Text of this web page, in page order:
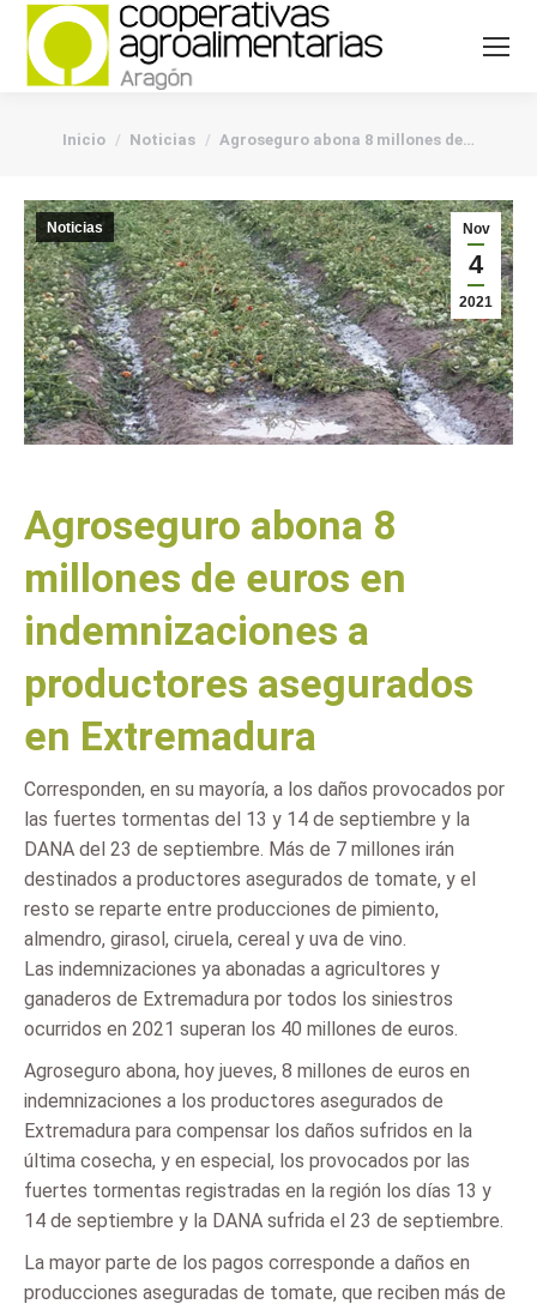
You are here:
Inicio Noticias Agroseguro abona 8 millones de…
Nov
4
2021
Noticias
Agroseguro abona 8
millones de euros en
indemnizaciones a
productores asegurados
en Extremadura
Corresponden, en su mayoría, a los daños provocados por
las fuertes tormentas del 13 y 14 de septiembre y la
DANA del 23 de septiembre. Más de 7 millones irán
destinados a productores asegurados de tomate, y el
resto se reparte entre producciones de pimiento,
almendro, girasol, ciruela, cereal y uva de vino.
Las indemnizaciones ya abonadas a agricultores y
ganaderos de Extremadura por todos los siniestros
ocurridos en 2021 superan los 40 millones de euros.
Agroseguro abona, hoy jueves, 8 millones de euros en
indemnizaciones a los productores asegurados de
Extremadura para compensar los daños sufridos en la
última cosecha, y en especial, los provocados por las
fuertes tormentas registradas en la región los días 13 y
14 de septiembre y la DANA sufrida el 23 de septiembre.
La mayor parte de los pagos corresponde a daños en
producciones aseguradas de tomate, que reciben más de